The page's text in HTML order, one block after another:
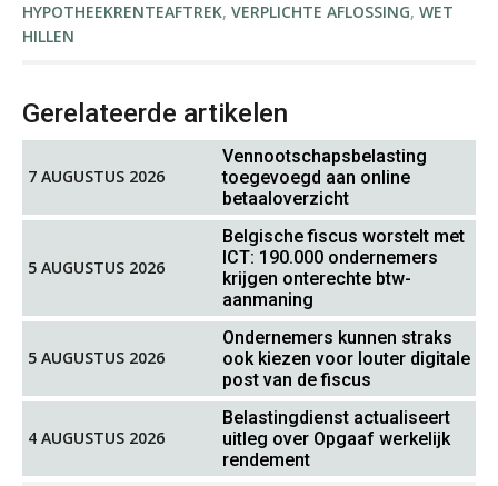
HYPOTHEEKRENTEAFTREK, VERPLICHTE AFLOSSING, WET
HILLEN
Gerelateerde artikelen
7 AUGUSTUS 2026
Vennootschapsbelasting
toegevoegd aan online
betaaloverzicht
5 AUGUSTUS 2026
Belgische fiscus worstelt met
ICT: 190.000 ondernemers
krijgen onterechte btw-
aanmaning
5 AUGUSTUS 2026
Ondernemers kunnen straks
ook kiezen voor louter digitale
post van de fiscus
4 AUGUSTUS 2026
Belastingdienst actualiseert
uitleg over Opgaaf werkelijk
rendement
Bernard Schols
Teunis van den Berg